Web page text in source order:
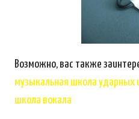
Возможно, вас также
музыкальная школа ударных
школа вокала